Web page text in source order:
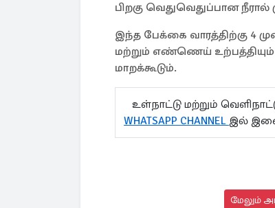
பிறகு வெதுவெதுப்பான
இந்த பேக்கை வாரத்திற்கு 4
மற்றும் எண்ணெய் உற்பத்தியும்
மாறக்கூடும்.
உள்நாட்டு மற்றும்
WHATSAPP CHANNEL இல்
மேலும்